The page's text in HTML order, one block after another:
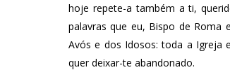
hoje repete-a também a ti,
palavras que eu, Bispo de
Avós e dos Idosos: toda a Igreja
quer deixar-te abandonado.